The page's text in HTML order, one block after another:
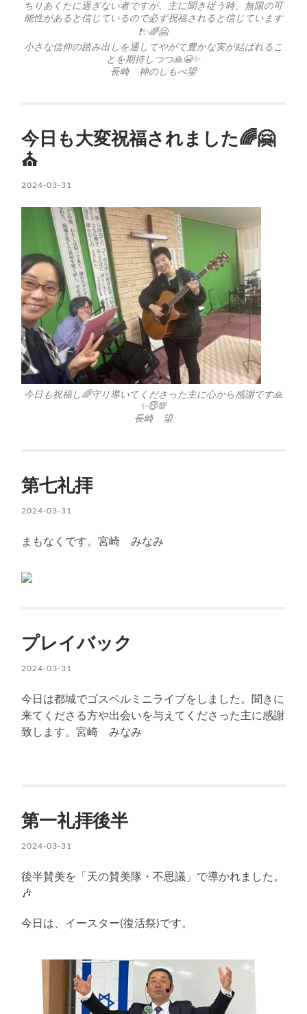
ちりあくたに過ぎない者ですが、主に聞き従う時、無限の可
能性があると信じているので必ず祝福されると信じています
❗️✨🌈🤗
小さな信仰の踏み出しを通してやがて豊かな実が結ばれるこ
とを期待しつつ🙏😭✨
長崎 神のしもべ望
今日も大変祝福されました🌈🤗
⛪️
2024-03-31
今日も祝福し🌈守り導いてくださった主に心から感謝です🙏
✨😇💯
長崎 望
第七礼拝
2024-03-31
まもなくです。宮崎 みなみ
プレイバック
2024-03-31
今日は都城でゴスペルミニライブをしました。聞きに
来てくださる方や出会いを与えてくださった主に感謝
致します。宮崎 みなみ
第一礼拝後半
2024-03-31
後半賛美を「天の賛美隊・不思議」で導かれました。
🎶
今日は、イースター(復活祭)です。